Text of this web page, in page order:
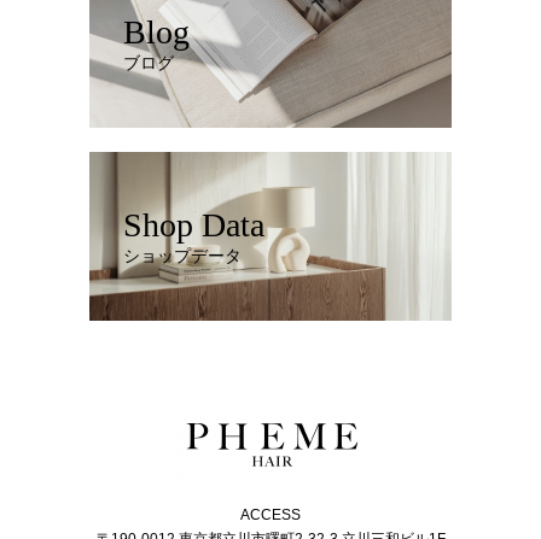
Blog
ブログ
Shop Data
ショップデータ
ACCESS